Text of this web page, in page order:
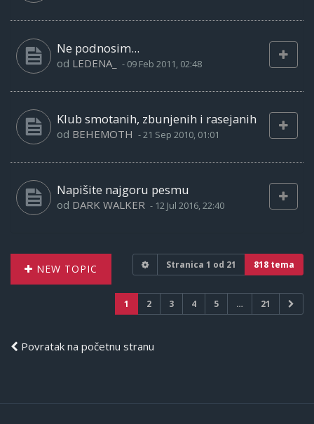
Ne podnosim...
od LEDENA_ - 09 Feb 2011, 02:48
Klub smotanih, zbunjenih i rasejanih
od BEHEMOTH -21 Sep 2010, 01:01
Napišite najgoru pesmu
od DARK WALKER - 12 Jul 2016, 22:40
NEW TOPIC Stranica 1 od 21 818 tema
1 2 3 4 5 … 21
Povratak na početnu stranu